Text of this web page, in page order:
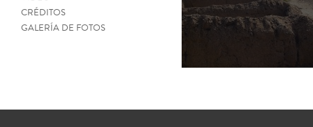
CRÉDITOS
GALERÍA DE FOTOS